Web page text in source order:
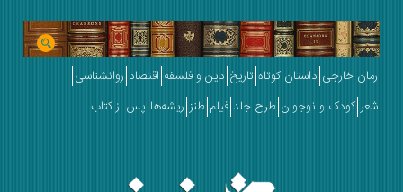
خارجی داستان کوتاه تاریخ دین و فلسفه اقتصاد روانشناسی
کودک و نوجوان طرح جلد فیلم طنز ریشه‌ها پس از کتاب